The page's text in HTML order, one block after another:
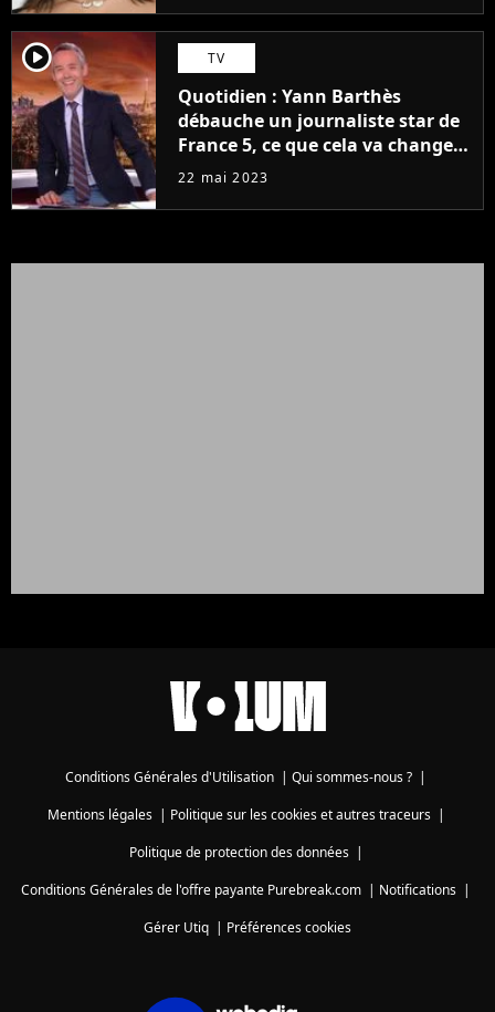
player2 TV
Quotidien : Yann Barthès
débauche un journaliste star de
France 5, ce que cela va changer
à la rentrée
22 mai 2023
Conditions Générales d'Utilisation | Qui sommes-nous ? |
Mentions légales| Politique sur les cookies et autres traceurs|
Politique de protection des données|
Conditions Générales de l'offre payante Purebreak.com | Notifications |
Gérer Utiq | Préférences cookies